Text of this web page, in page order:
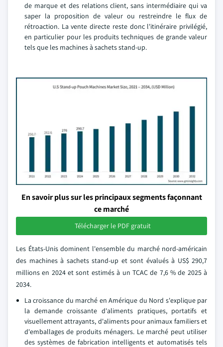
de marque et des relations client, sans intermédiaire qui va
saper la proposition de valeur ou restreindre le flux de
rétroaction. La vente directe reste donc l'itinéraire privilégié,
en particulier pour les produits techniques de grande valeur
tels que les machines à sachets stand-up.
En savoir plus sur les principaux segments façonnant
ce marché
Télécharger le PDF gratuit
Les États-Unis dominent l'ensemble du marché nord-américain
des machines à sachets stand-up et sont évalués à US$ 290,7
millions en 2024 et sont estimés à un TCAC de 7,6 % de 2025 à
2034.
La croissance du marché en Amérique du Nord s'explique par
la demande croissante d'aliments pratiques, portatifs et
visuellement attrayants, d'aliments pour animaux familiers et
d'emballages de produits ménagers. Le marché peut utiliser
des systèmes de fabrication intelligents et automatisés tels